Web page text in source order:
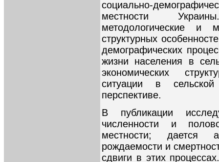
социально-
местности
методологические и
структурных
демографических
жизни населения в
экономических
ситуации в
перспективе.
В публикации
численности и
местности; дается
рождаемости и
сдвиги в этих